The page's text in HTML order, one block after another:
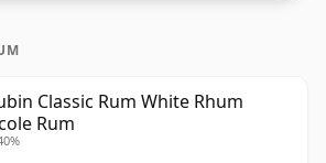
Classic Rum White Rhum
Rum